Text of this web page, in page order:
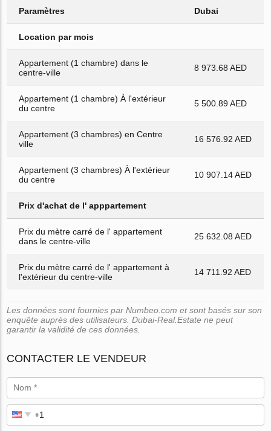
Paramètres Dubai
Location par mois
Appartement (1 chambre) dans le
centre-ville
8 973.68 AED
Appartement (1 chambre) À l'extérieur
du centre
5 500.89 AED
Appartement (3 chambres) en Centre
ville
16 576.92 AED
Appartement (3 chambres) À l'extérieur
du centre
10 907.14 AED
Prix d'achat de l' apppartement
Prix du mètre carré de l' appartement
dans le centre-ville
25 632.08 AED
Prix du mètre carré de l' appartement à
l'extérieur du centre-ville
14 711.92 AED
Les données sont fournies par Numbeo.com et sont basés sur son
enquête auprès des utilisateurs. Dubai-Real.Estate ne peut
garantir la validité de ces données.
CONTACTER LE VENDEUR